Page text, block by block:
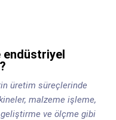
endüstriyel
üretim süreçlerinde
malzeme işleme,
ve ölçme gibi